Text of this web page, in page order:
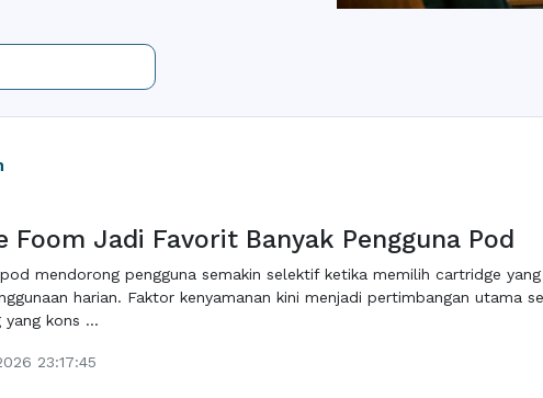
Foom Jadi Favorit Banyak Pengguna Pod
mendorong pengguna semakin selektif ketika memilih cartridge
harian. Faktor kenyamanan kini menjadi pertimbangan utama
yang kons ...
23:17:45